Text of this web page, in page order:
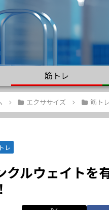
筋トレ
エクササイズ 筋トレ
レ
クルウェイトを